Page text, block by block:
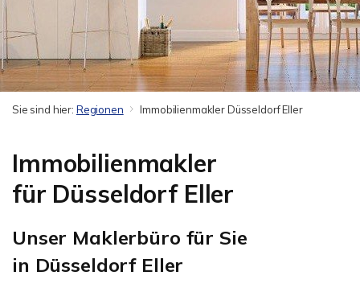
Sie sind hier: Regionen Immobilienmakler Düsseldorf Eller
Immobilienmakler
für Düsseldorf Eller
Unser Maklerbüro für Sie
in Düsseldorf Eller